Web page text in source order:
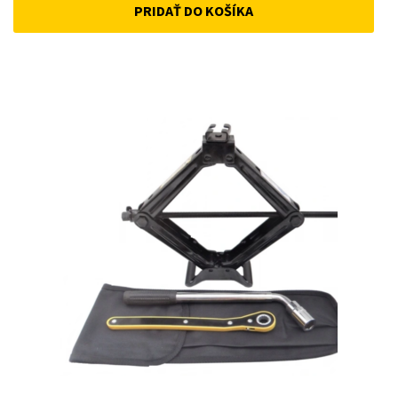
was: is:
PRIDAŤ DO KOŠÍKA